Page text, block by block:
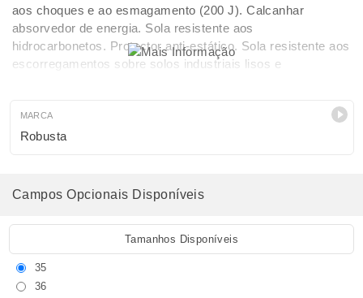
aos choques e ao esmagamento (200 J). Calcanhar
absorvedor de energia. Sola resistente aos
hidrocarbonetos. Protector anti-estático. Sola resistente aos
escorregamentos sobre solos industriais lisos e
MARCA
Robusta
Campos Opcionais Disponíveis
Tamanhos Disponíveis
35
36